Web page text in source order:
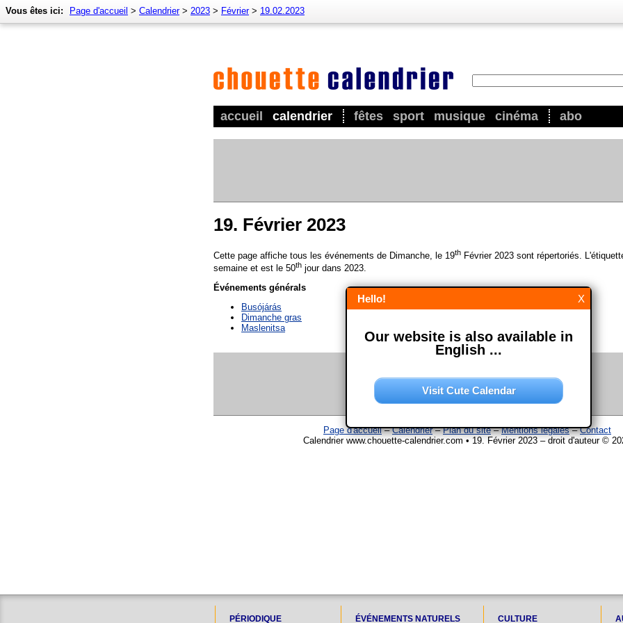
accueil calendrier fêtes sport musique cinéma abo
Vous êtes ici: Page d'accueil > Calendrier> 2023 > Février> 19.02.2023
19. Février 2023
Cette page affiche tous les événements de Dimanche, le 19th Février 2023 sont répertoriés.
semaine et est le 50th jour dans 2023.
Événements générals
Busójárás
Dimanche gras
Maslenitsa
Page d'accueil–Calendrier–Plan du site–Mentions légales–Contact
Calendrier www.chouette-calendrier.com • 19. Février 2023 – droit d'auteur ©
PÉRIODIQUE ÉVÉNEMENTS NATURELS CULTURE
X
Hello!
Our website is also available in
English ...
Visit Cute Calendar